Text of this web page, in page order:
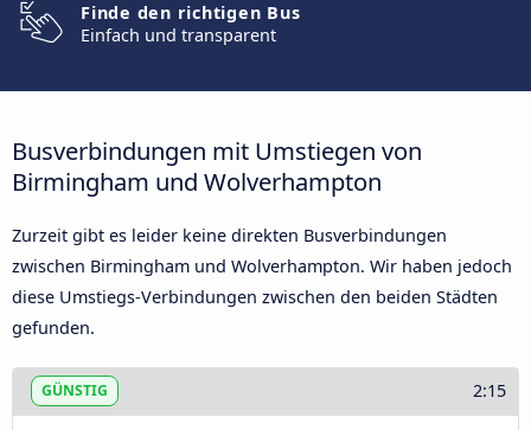
Finde den richtigen Bus
Einfach und transparent
Busverbindungen mit Umstiegen von
Birmingham und Wolverhampton
Zurzeit gibt es leider keine direkten Busverbindungen
zwischen Birmingham und Wolverhampton. Wir haben jedoch
diese Umstiegs-Verbindungen zwischen den beiden Städten
gefunden.
GÜNSTIG 2:15